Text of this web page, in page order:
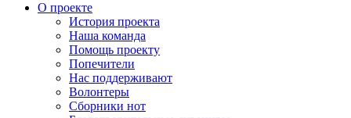
О проекте
История проекта
Наша команда
Помощь проекту
Попечители
Нас поддерживают
Волонтеры
Сборники нот